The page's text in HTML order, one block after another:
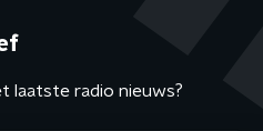
laatste radio nieuws?